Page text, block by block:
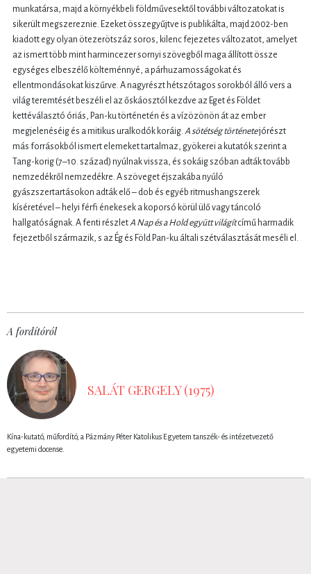
munkatársa, majd a környékbeli földművesektől további változatokat is
sikerült megszereznie. Ezeket összegyűjtve is publikálta, majd 2002-ben
kiadott egy olyan ötezerötszáz soros, kilenc fejezetes változatot, amelyet
az ismert több mint harmincezer sornyi szövegből maga állított össze
egységes elbeszélő költeménnyé, a párhuzamosságokat és
ellentmondásokat kiszűrve. A nagyrészt hétszótagos sorokból álló vers a
világ teremtését beszéli el az őskáosztól kezdve az Eget és Földet
kettéválasztó óriás, Pan-ku történetén és a vízözönön át az ember
megjelenéséig és a mitikus uralkodók koráig. A sötétség történetejórészt
más forrásokból ismert elemeket tartalmaz, gyökerei a kutatók szerint a
Tang-korig (7–10. század) nyúlnak vissza, és sokáig szóban adták tovább
nemzedékről nemzedékre. A szöveget éjszakába nyúló
gyászszertartásokon adták elő – dob és egyéb ritmushangszerek
kíséretével – helyi férfi énekesek a koporsó körül ülő vagy táncoló
hallgatóságnak. A fenti részletA Nap és a Hold együtt világítcímű harmadik
fejezetből származik, s az Ég és Föld Pan-ku általi szétválasztását meséli el.
A fordítóról
SALÁT GERGELY (1975)
Kína-kutató, műfordító, a Pázmány Péter Katolikus Egyetem tanszék- és intézetvezető
egyetemi docense.